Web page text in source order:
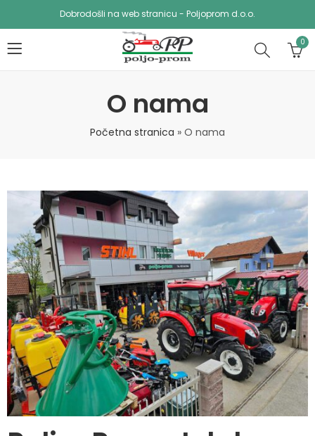
Dobrodošli na web stranicu - Poljoprom d.o.o.
0
O nama
Početna stranica » O nama